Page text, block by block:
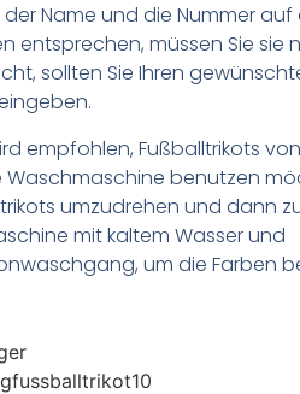
Name und die Nummer auf
entsprechen, müssen Sie sie
sollten Sie Ihren
empfohlen, Fußballtrikots
Waschmaschine benutzen
umzudrehen und dann
mit kaltem Wasser und
um die Farben